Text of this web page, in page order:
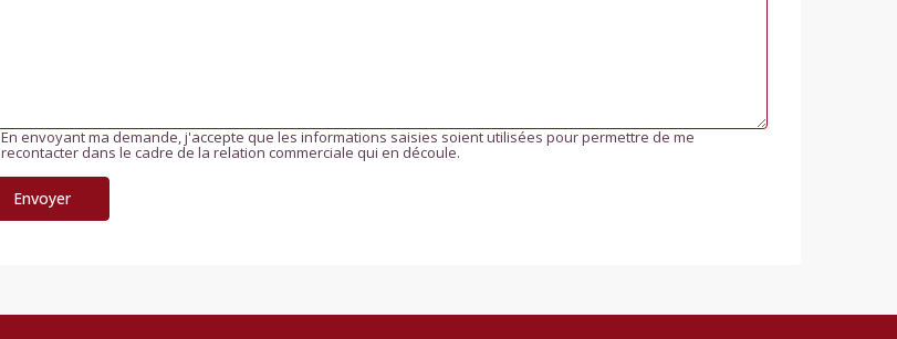
En envoyant ma demande, j'accepte que les informations saisies soient utilisées pour permettre de me
recontacter dans le cadre de la relation commerciale qui en découle.